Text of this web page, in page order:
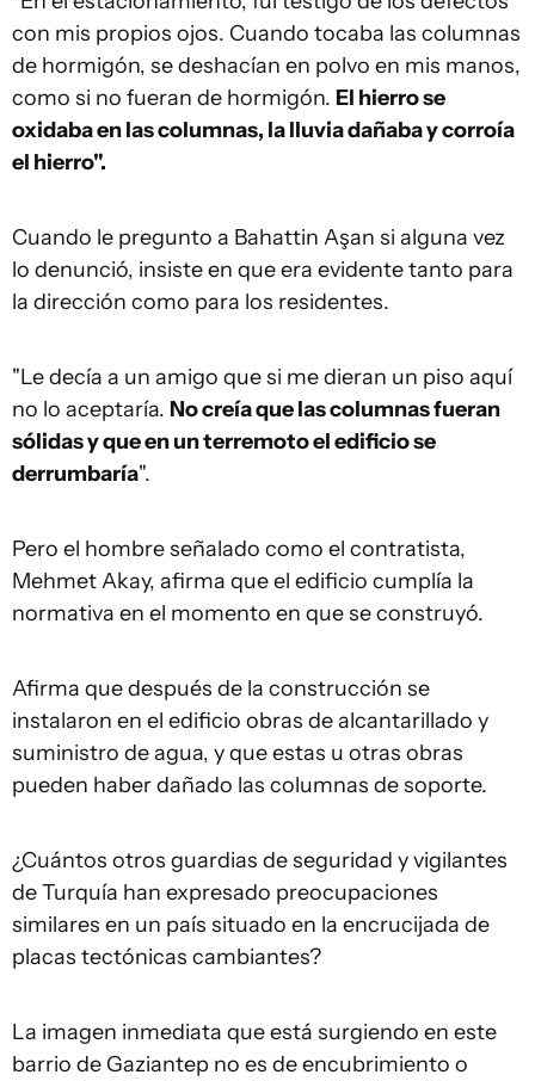
con mis propios ojos. Cuando tocaba las columnas
de hormigón, se deshacían en polvo en mis manos,
como si no fueran de hormigón. El hierro se
oxidaba en las columnas, la lluvia dañaba y corroía
el hierro".
Cuando le pregunto a Bahattin Aşan si alguna vez
lo denunció, insiste en que era evidente tanto para
la dirección como para los residentes.
"Le decía a un amigo que si me dieran un piso aquí
no lo aceptaría. No creía que las columnas fueran
sólidas y que en un terremoto el edificio se
derrumbaría".
Pero el hombre señalado como el contratista,
Mehmet Akay, afirma que el edificio cumplía la
normativa en el momento en que se construyó.
Afirma que después de la construcción se
instalaron en el edificio obras de alcantarillado y
suministro de agua, y que estas u otras obras
pueden haber dañado las columnas de soporte.
¿Cuántos otros guardias de seguridad y vigilantes
de Turquía han expresado preocupaciones
similares en un país situado en la encrucijada de
placas tectónicas cambiantes?
La imagen inmediata que está surgiendo en este
barrio de Gaziantep no es de encubrimiento o